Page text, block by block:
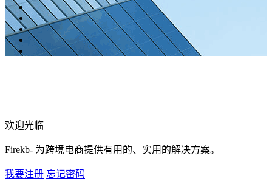
欢迎光临
Firekb- 为跨境电商提供有用的、实用的解决方案。
我要注册 忘记密码